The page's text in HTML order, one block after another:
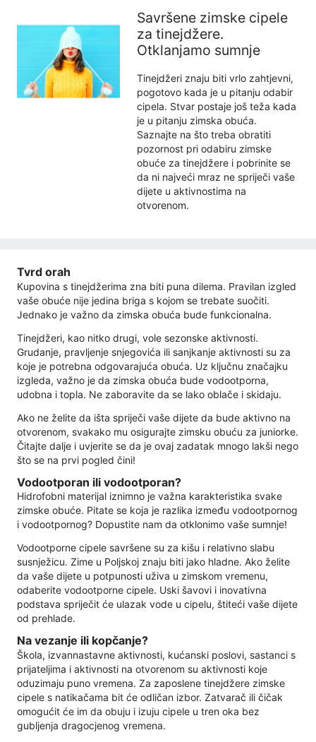
Savršene zimske cipele
za tinejdžere.
Otklanjamo sumnje
Tinejdžeri znaju biti vrlo zahtjevni,
pogotovo kada je u pitanju odabir
cipela. Stvar postaje još teža kada
je u pitanju zimska obuća.
Saznajte na što treba obratiti
pozornost pri odabiru zimske
obuće za tinejdžere i pobrinite se
da ni najveći mraz ne spriječi vaše
dijete u aktivnostima na
otvorenom.
Tvrd orah
Kupovina s tinejdžerima zna biti puna dilema. Pravilan izgled
vaše obuće nije jedina briga s kojom se trebate suočiti.
Jednako je važno da zimska obuća bude funkcionalna.
Tinejdžeri, kao nitko drugi, vole sezonske aktivnosti.
Grudanje, pravljenje snjegovića ili sanjkanje aktivnosti su za
koje je potrebna odgovarajuća obuća. Uz ključnu značajku
izgleda, važno je da zimska obuća bude vodootporna,
udobna i topla. Ne zaboravite da se lako oblače i skidaju.
Ako ne želite da išta spriječi vaše dijete da bude aktivno na
otvorenom, svakako mu osigurajte zimsku obuću za juniorke.
Čitajte dalje i uvjerite se da je ovaj zadatak mnogo lakši nego
što se na prvi pogled čini!
Vodootporan ili vodootporan?
Hidrofobni materijal iznimno je važna karakteristika svake
zimske obuće. Pitate se koja je razlika između vodootpornog
i vodootpornog? Dopustite nam da otklonimo vaše sumnje!
Vodootporne cipele savršene su za kišu i relativno slabu
susnježicu. Zime u Poljskoj znaju biti jako hladne. Ako želite
da vaše dijete u potpunosti uživa u zimskom vremenu,
odaberite vodootporne cipele. Uski šavovi i inovativna
podstava spriječit će ulazak vode u cipelu, štiteći vaše dijete
od prehlade.
Na vezanje ili kopčanje?
Škola, izvannastavne aktivnosti, kućanski poslovi, sastanci s
prijateljima i aktivnosti na otvorenom su aktivnosti koje
oduzimaju puno vremena. Za zaposlene tinejdžere zimske
cipele s natikačama bit će odličan izbor. Zatvarač ili čičak
omogućit će im da obuju i izuju cipele u tren oka bez
gubljenja dragocjenog vremena.